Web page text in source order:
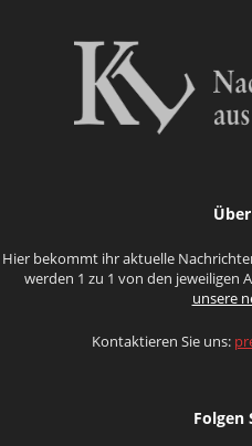
Hier bekommt ihr aktuelle
werden 1 zu 1 von den jeweiligen
unsere
Kontaktieren Sie uns:
Folgen